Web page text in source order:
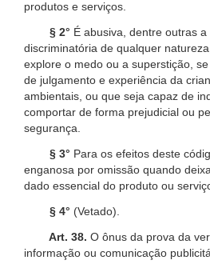
produtos e serviços.
§ 2° É abusiva, dentre outras
discriminatória de qualquer
explore o medo ou a superstição,
de julgamento e experiência da
ambientais, ou que seja capaz de
comportar de forma prejudicial ou
segurança.
§ 3° Para os efeitos deste
enganosa por omissão quando
dado essencial do produto ou
§ 4° (Vetado).
Art. 38. O ônus da prova da
informação ou comunicação